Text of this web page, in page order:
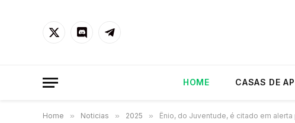
X
DiscordTelegram
HOME CASAS DE
Home » Noticias » 2025 » Ênio, do Juventude, é citado em